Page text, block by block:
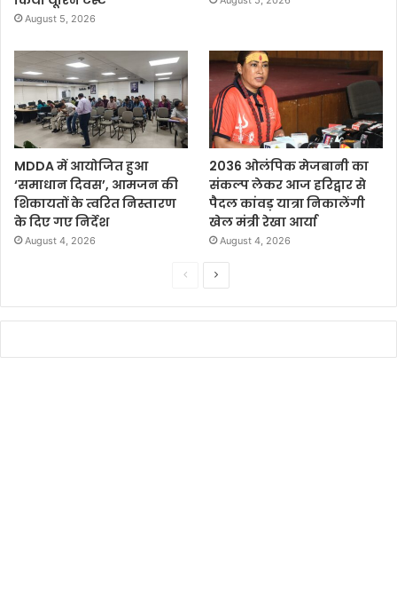
August 5, 2026
MDDA में आयोजित हुआ
‘समाधान दिवस’, आमजन की
शिकायतों के त्वरित निस्तारण
के दिए गए निर्देश
August 4, 2026
2036 ओलंपिक मेजबानी का
संकल्प लेकर आज हरिद्वार से
पैदल कांवड़ यात्रा निकालेंगी
खेल मंत्री रेखा आर्या
August 4, 2026
e
x